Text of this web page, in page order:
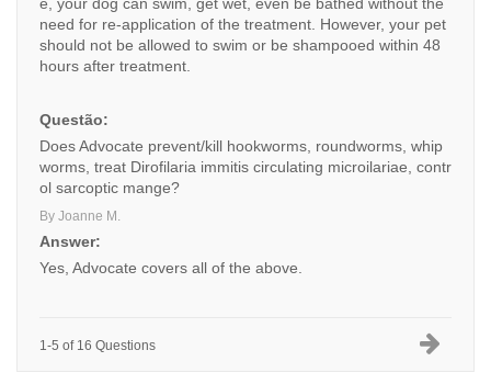
need for re-application of the treatment. However, your pet
should not be allowed to swim or be shampooed within 48
hours after treatment.
Questão:
Does Advocate prevent/kill hookworms, roundworms, whip
worms, treat Dirofilaria immitis circulating microilariae, contr
ol sarcoptic mange?
By Joanne M.
Answer:
Yes, Advocate covers all of the above.
1-5 of 16 Questions